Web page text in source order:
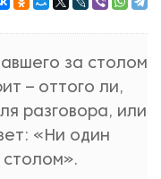
за столом
– оттого ли,
разговора, или
«Ни один